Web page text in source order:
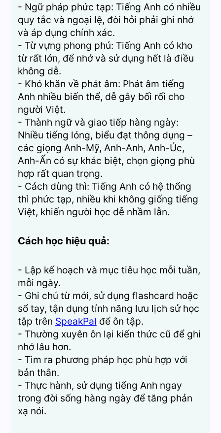
- Ngữ pháp phức tạp: Tiếng Anh có nhiều
quy tắc và ngoại lệ, đòi hỏi phải ghi nhớ
và áp dụng chính xác.
- Từ vựng phong phú: Tiếng Anh có kho
từ rất lớn, để nhớ và sử dụng hết là điều
không dễ.
- Khó khăn về phát âm: Phát âm tiếng
Anh nhiều biến thể, dễ gây bối rối cho
người Việt.
- Thành ngữ và giao tiếp hàng ngày:
Nhiều tiếng lóng, biểu đạt thông dụng –
các giọng Anh-Mỹ, Anh-Anh, Anh-Úc,
Anh-Ấn có sự khác biệt, chọn giọng phù
hợp rất quan trọng.
- Cách dùng thì: Tiếng Anh có hệ thống
thì phức tạp, nhiều khi không giống tiếng
Việt, khiến người học dễ nhầm lẫn.
Cách học hiệu quả:
- Lập kế hoạch và mục tiêu học mỗi tuần,
mỗi ngày.
- Ghi chú từ mới, sử dụng flashcard hoặc
sổ tay, tận dụng tính năng lưu lịch sử học
tập trên SpeakPal để ôn tập.
- Thường xuyên ôn lại kiến thức cũ để ghi
nhớ lâu hơn.
- Tìm ra phương pháp học phù hợp với
bản thân.
- Thực hành, sử dụng tiếng Anh ngay
trong đời sống hàng ngày để tăng phản
xạ nói.